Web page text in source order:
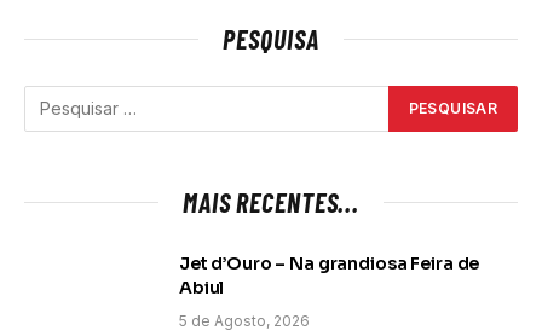
PESQUISA
MAIS RECENTES...
Jet d’Ouro – Na grandiosa Feira de
Abiul
5 de Agosto, 2026